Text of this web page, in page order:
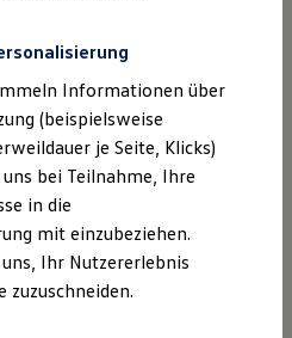
bei Volkswagen
Informationen über
(beispielsweise
je Seite, Klicks)
bei Teilnahme, Ihre
in die
mit einzubeziehen.
Ihr Nutzererlebnis
zuzuschneiden.